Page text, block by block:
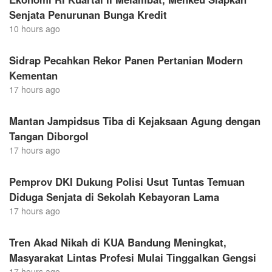
Senjata Penurunan Bunga Kredit
10 hours ago
Sidrap Pecahkan Rekor Panen Pertanian Modern
Kementan
17 hours ago
Mantan Jampidsus Tiba di Kejaksaan Agung dengan
Tangan Diborgol
17 hours ago
Pemprov DKI Dukung Polisi Usut Tuntas Temuan
Diduga Senjata di Sekolah Kebayoran Lama
17 hours ago
Tren Akad Nikah di KUA Bandung Meningkat,
Masyarakat Lintas Profesi Mulai Tinggalkan Gengsi